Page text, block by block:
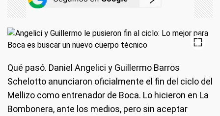
Qué pasó. Daniel Angelici y Guillermo Barros
Schelotto anunciaron oficialmente el fin del ciclo del
Mellizo como entrenador de Boca. Lo hicieron en La
Bombonera, ante los medios, pero sin aceptar